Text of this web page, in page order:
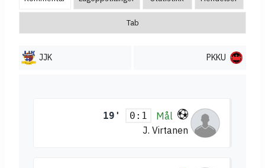
Tab
JJK PKKU
19' 0:1
Mål
J. Virtanen